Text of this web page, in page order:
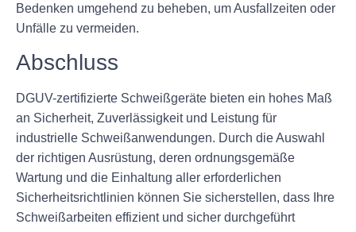
Bedenken umgehend zu beheben, um Ausfallzeiten oder
Unfälle zu vermeiden.
Abschluss
DGUV-zertifizierte Schweißgeräte bieten ein hohes Maß
an Sicherheit, Zuverlässigkeit und Leistung für
industrielle Schweißanwendungen. Durch die Auswahl
der richtigen Ausrüstung, deren ordnungsgemäße
Wartung und die Einhaltung aller erforderlichen
Sicherheitsrichtlinien können Sie sicherstellen, dass Ihre
Schweißarbeiten effizient und sicher durchgeführt